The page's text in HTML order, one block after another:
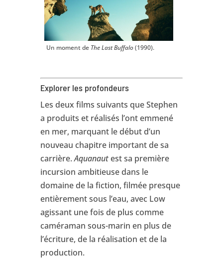
Un moment de The Last Buffalo(1990).
Explorer les profondeurs
Les deux films suivants que Stephen
a produits et réalisés l’ont emmené
en mer, marquant le début d’un
nouveau chapitre important de sa
carrière.Aquanautest sa première
incursion ambitieuse dans le
domaine de la fiction, filmée presque
entièrement sous l’eau, avec Low
agissant une fois de plus comme
caméraman sous-marin en plus de
l’écriture, de la réalisation et de la
production.